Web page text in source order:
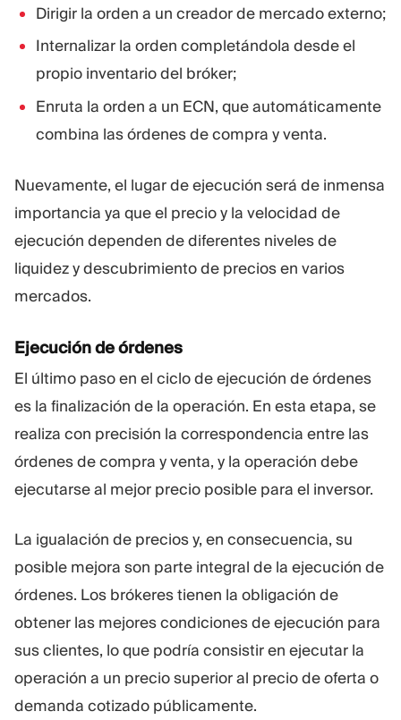
Dirigir la orden a un creador de mercado externo;
Internalizar la orden completándola desde el
propio inventario del bróker;
Enruta la orden a un ECN, que automáticamente
combina las órdenes de compra y venta.
Nuevamente, el lugar de ejecución será de inmensa
importancia ya que el precio y la velocidad de
ejecución dependen de diferentes niveles de
liquidez y descubrimiento de precios en varios
mercados.
Ejecución de órdenes
El último paso en el ciclo de ejecución de órdenes
es la finalización de la operación. En esta etapa, se
realiza con precisión la correspondencia entre las
órdenes de compra y venta, y la operación debe
ejecutarse al mejor precio posible para el inversor.
La igualación de precios y, en consecuencia, su
posible mejora son parte integral de la ejecución de
órdenes. Los brókeres tienen la obligación de
obtener las mejores condiciones de ejecución para
sus clientes, lo que podría consistir en ejecutar la
operación a un precio superior al precio de oferta o
demanda cotizado públicamente.